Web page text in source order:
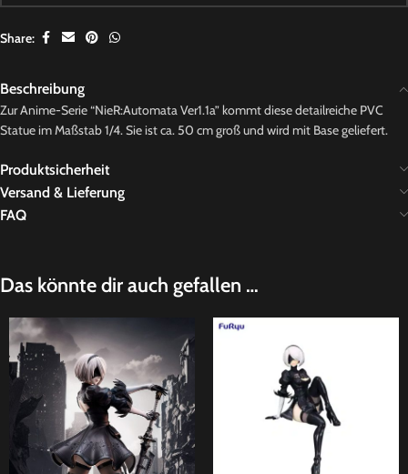
Share:
Beschreibung
Zur Anime-Serie “NieR:Automata Ver1.1a” kommt diese detailreiche PVC
Statue im Maßstab 1/4. Sie ist ca. 50 cm groß und wird mit Base geliefert.
Produktsicherheit
Versand & Lieferung
FAQ
Das könnte dir auch gefallen …